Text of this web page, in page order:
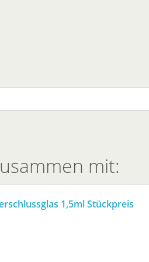
mit:
1,5ml Stückpreis